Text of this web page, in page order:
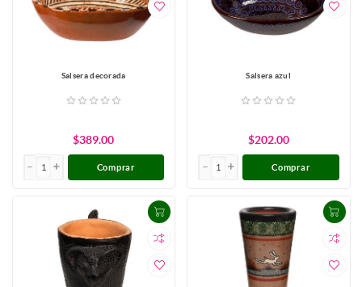
Salsera decorada
$389.00
Comprar
Salsera azul
$202.00
Comprar